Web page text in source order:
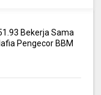
Bekerja Sama
Pengecor BBM